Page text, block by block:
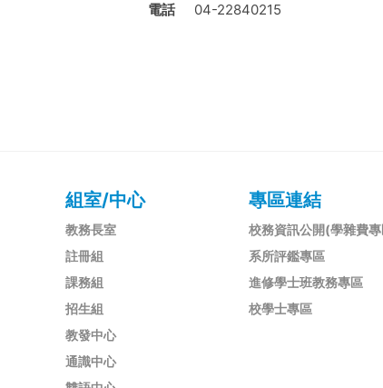
電話
04-22840215
組室/中心
教務長室
註冊組
課務組
招生組
教發中心
通識中心
專區連結
校務資訊公開(學雜費
系所評鑑專區
進修學士班教務專區
校學士專區